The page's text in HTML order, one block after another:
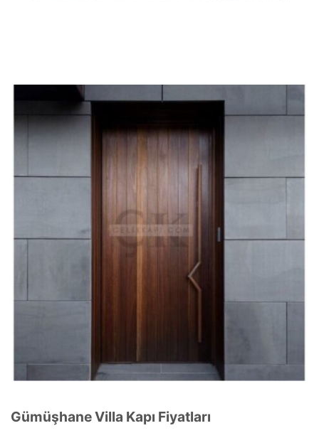
Gümüşhane Villa Kapı Fiyatları